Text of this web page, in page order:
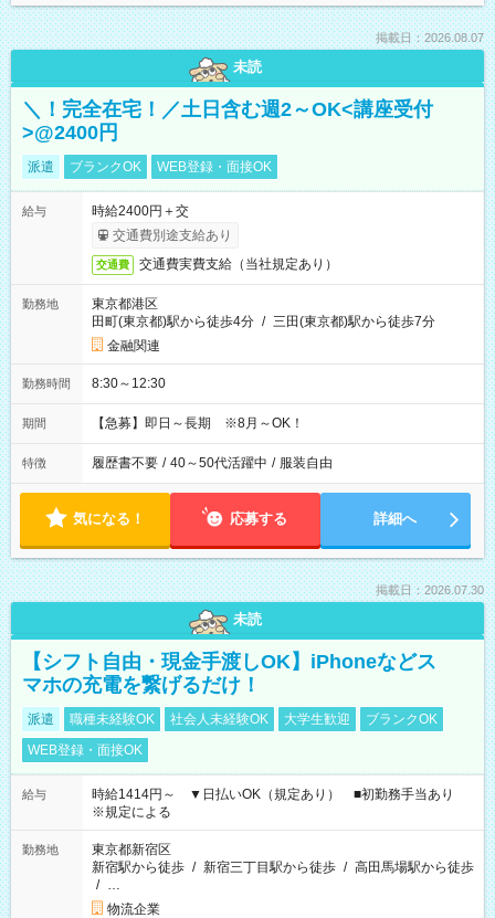
掲載日：2026.08.07
未読
＼！完全在宅！／土日含む週2～OK<講座受付
>@2400円
派遣 ブランクOK WEB登録・面接OK
給与
時給2400円＋交
交通費別途支給あり
交通費 交通費実費支給（当社規定あり）
勤務地
東京都港区
田町(東京都)駅から徒歩4分 / 三田(東京都)駅から徒歩7分
金融関連
勤務時間 8:30～12:30
期間 【急募】即日～長期 ※8月～OK！
特徴 履歴書不要 / 40～50代活躍中 / 服装自由
気になる！ 応募する 詳細へ
掲載日：2026.07.30
未読
【シフト自由・現金手渡しOK】iPhoneなどス
マホの充電を繋げるだけ！
派遣 職種未経験OK 社会人未経験OK 大学生歓迎
ブランクOK
WEB登録・面接OK
給与
時給1414円～ ▼日払いOK（規定あり） ■初勤務手当あり
※規定による
勤務地
東京都新宿区
新宿駅から徒歩 / 新宿三丁目駅から徒歩 / 高田馬場駅から徒歩
/ …
物流企業